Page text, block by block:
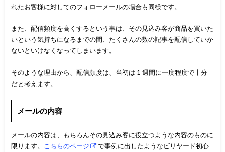
れたお客様に対してのフォローメールの場合も同様です。
また、配信頻度を高くするという事は、その見込み客が商品を買いた
いという気持ちになるまでの間、たくさんの数の記事を配信していか
ないといけなくなってしまいます。
そのような理由から、配信頻度は、当初は 1 週間に一度程度で十分
だと考えます。
メールの内容
メールの内容は、もちろんその見込み客に役立つような内容のものに
限ります。
こちらのページ
で事例に出したようなビリヤード初心